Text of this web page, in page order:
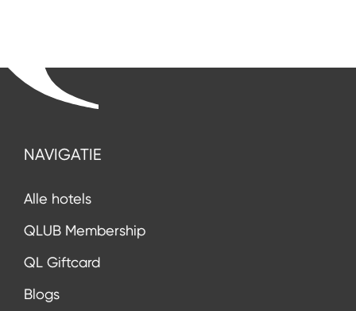
NAVIGATIE
Alle hotels
QLUB Membership
QL Giftcard
Blogs